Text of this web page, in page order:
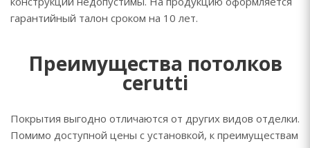
гарантийный талон сроком на 10 лет.
Преимущества потолков
cerutti
Покрытия выгодно отличаются от других видов отделки.
Помимо доступной цены с установкой, к преимуществам